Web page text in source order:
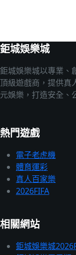
鉅城娛樂城
鉅城娛樂城以專業、
頂級遊戲商，提供真
元娛樂，打造安全、
熱門遊戲
電子老虎機
體育運彩
真人百家樂
2026FIFA
相關網站
鉅城娛樂城